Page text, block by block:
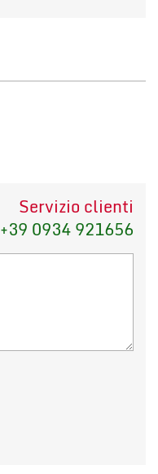
Servizio clienti
+39 0934 921656